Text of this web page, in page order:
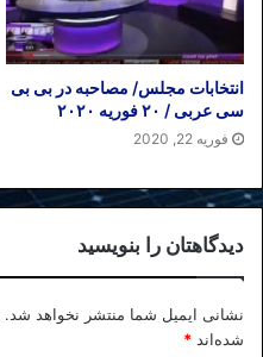
انتخابات مجلس/ مصاحبه در بی بی
سی عربی / ۲۰ فوریه ۲۰۲۰
فوریه 22, 2020
دیدگاهتان را بنویسید
نشانی ایمیل شما منتشر نخواهد شد.
شده‌اند *